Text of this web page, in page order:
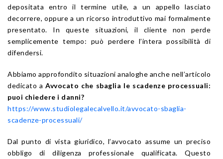
depositata entro il termine utile, a un appello lasciato
decorrere, oppure a un ricorso introduttivo mai formalmente
presentato. In queste situazioni, il cliente non perde
semplicemente tempo: può perdere l’intera possibilità di
difendersi.
Abbiamo approfondito situazioni analoghe anche nell’articolo
dedicato aAvvocato che sbaglia le scadenze processuali:
puoi chiedere i danni?
https://www.studiolegalecalvello.it/avvocato-sbaglia-
scadenze-processuali/
Dal punto di vista giuridico, l’avvocato assume un preciso
obbligo di diligenza professionale qualificata. Questo